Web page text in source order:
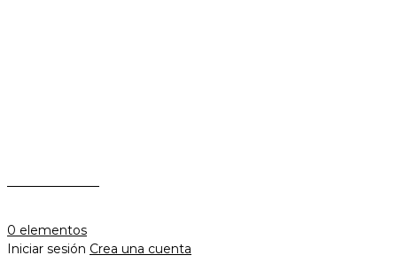
0 elementos
Iniciar sesión Crea una cuenta